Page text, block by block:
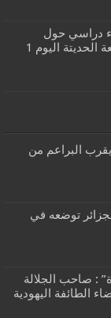
دراسي حول
مستجدات علاج السرطان بالاشعة الحديتة اليوم 1
البراعم من
توضعه في
: صاحب الجلالة
الطائفة اليهودية